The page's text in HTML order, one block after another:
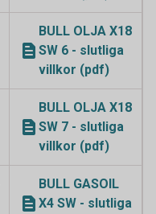
BULL OLJA X18
SW 6 - slutliga
villkor (pdf)
BULL OLJA X18
SW 7 - slutliga
villkor (pdf)
BULL GASOIL
X4 SW - slutliga